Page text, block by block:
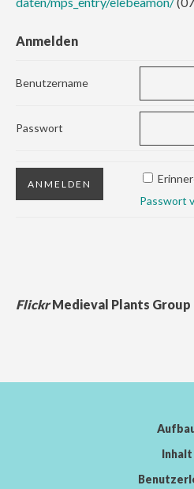
Anmelden
Benutzername
Passwort
Passwort
FlickrMedieval Plants Group
Inhalt